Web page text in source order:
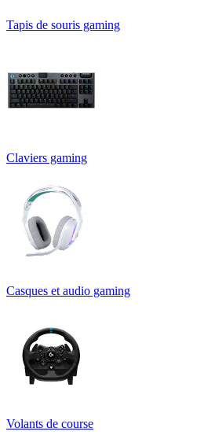
Tapis de souris gaming
Claviers gaming
Casques et audio gaming
Volants de course